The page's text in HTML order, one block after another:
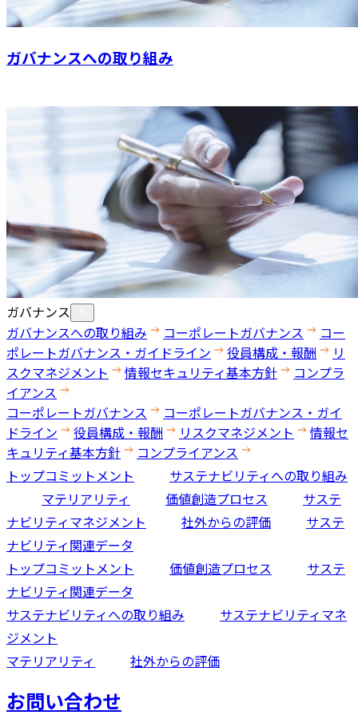
ガバナンスへの取り組み
ガバナンス
ガバナンスへの取り組み
コーポレートガバナンス
コー
ポレートガバナンス・ガイドライン
役員構成・報酬
リ
スクマネジメント
情報セキュリティ基本方針
コンプラ
イアンス
コーポレートガバナンス
コーポレートガバナンス・ガイ
ドライン
役員構成・報酬 リスクマネジメント
情報セ
キュリティ基本方針
コンプライアンス
トップコミットメント
サステナビリティへの取り組み
マテリアリティ
価値創造プロセス
サステ
ナビリティマネジメント
社外からの評価
サステ
ナビリティ関連データ
トップコミットメント
価値創造プロセス
サステ
ナビリティ関連データ
サステナビリティへの取り組み
サステナビリティマネ
ジメント
マテリアリティ
社外からの評価
お問い合わせ